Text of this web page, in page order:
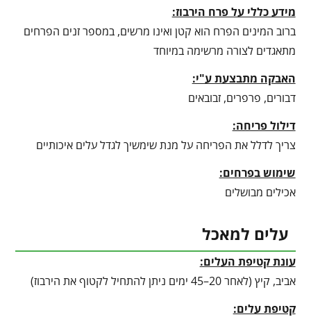
מידע כללי על פרח הירבוז:
ברוב המינים הפרח הוא קטן ואינו מרשים, במספר זנים הפרחים
מתאגדים לצורה מרשימה במיוחד
האבקה מתבצעת ע"י:
דבורים, פרפרים, זבובאים
דילול פריחה:
צריך לדלל את הפריחה על מנת שימשיך לגדל עלים איכותיים
שימוש בפרחים:
אכילים מבושלים
עלים למאכל
עונת קטיפת העלים:
אביב, קיץ (לאחר 20–45 ימים ניתן להתחיל לקטוף את הירבוז)
קטיפת עלים: